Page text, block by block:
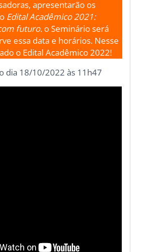
apresentarão os
Edital Acadêmico 2021:
futuro. o Seminário será
essa data e horários. Nesse
o Edital Acadêmico 2022!
dia 18/10/2022 às 11h47